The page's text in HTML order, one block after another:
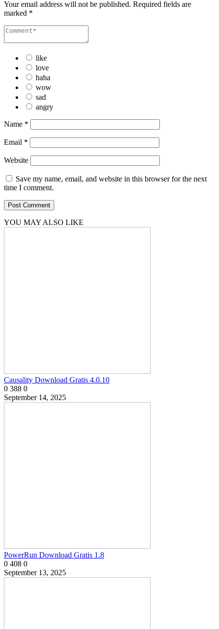
Your email address will not be published. Required fields are
marked *
like
love
haha
wow
sad
angry
Name *
Email *
Website
Save my name, email, and website in this browser for the next
time I comment.
YOU MAY ALSO LIKE
Causality Download Gratis 4.0.10
0 388 0
September 14, 2025
PowerRun Download Gratis 1.8
0 408 0
September 13, 2025